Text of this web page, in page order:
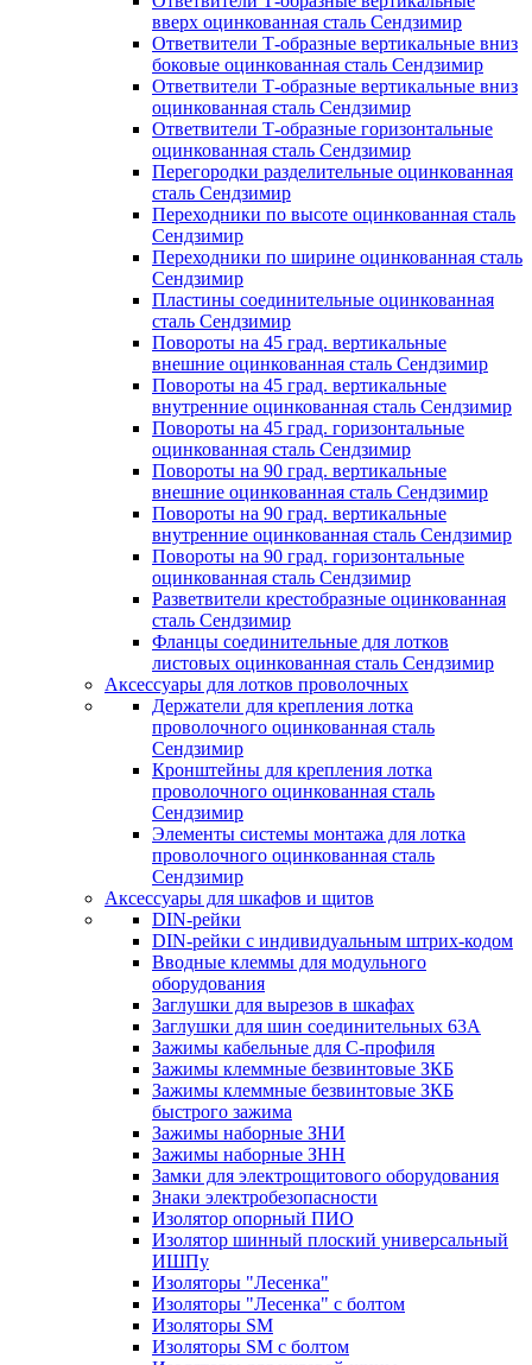
вверх оцинкованная сталь Сендзимир
Ответвители Т-образные вертикальные вниз
боковые оцинкованная сталь Сендзимир
Ответвители Т-образные вертикальные вниз
оцинкованная сталь Сендзимир
Ответвители Т-образные горизонтальные
оцинкованная сталь Сендзимир
Перегородки разделительные оцинкованная
сталь Сендзимир
Переходники по высоте оцинкованная сталь
Сендзимир
Переходники по ширине оцинкованная сталь
Сендзимир
Пластины соединительные оцинкованная
сталь Сендзимир
Повороты на 45 град. вертикальные
внешние оцинкованная сталь Сендзимир
Повороты на 45 град. вертикальные
внутренние оцинкованная сталь Сендзимир
Повороты на 45 град. горизонтальные
оцинкованная сталь Сендзимир
Повороты на 90 град. вертикальные
внешние оцинкованная сталь Сендзимир
Повороты на 90 град. вертикальные
внутренние оцинкованная сталь Сендзимир
Повороты на 90 град. горизонтальные
оцинкованная сталь Сендзимир
Разветвители крестобразные оцинкованная
сталь Сендзимир
Фланцы соединительные для лотков
листовых оцинкованная сталь Сендзимир
Аксессуары для лотков проволочных
Держатели для крепления лотка
проволочного оцинкованная сталь
Сендзимир
Кронштейны для крепления лотка
проволочного оцинкованная сталь
Сендзимир
Элементы системы монтажа для лотка
проволочного оцинкованная сталь
Сендзимир
Аксессуары для шкафов и щитов
DIN-рейки
DIN-рейки с индивидуальным штрих-кодом
Вводные клеммы для модульного
оборудования
Заглушки для вырезов в шкафах
Заглушки для шин соединительных 63А
Зажимы кабельные для С-профиля
Зажимы клеммные безвинтовые ЗКБ
Зажимы клеммные безвинтовые ЗКБ
быстрого зажима
Зажимы наборные ЗНИ
Зажимы наборные ЗНН
Замки для электрощитового оборудования
Знаки электробезопасности
Изолятор опорный ПИО
Изолятор шинный плоский универсальный
ИШПу
Изоляторы "Лесенка"
Изоляторы "Лесенка" с болтом
Изоляторы SM
Изоляторы SM c болтом